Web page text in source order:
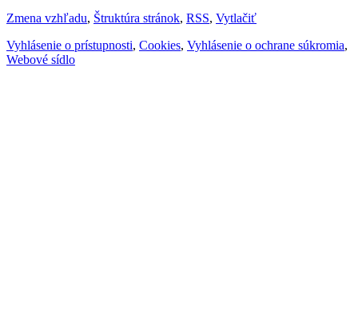
Zmena vzhľadu, Štruktúra stránok, RSS, Vytlačiť
Vyhlásenie o prístupnosti, Cookies, Vyhlásenie o ochrane súkromia,
Webové sídlo